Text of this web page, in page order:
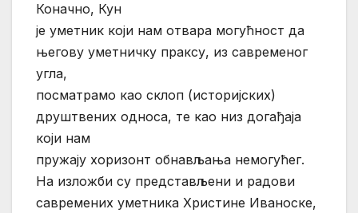
Коначно, Кун
је уметник који нам отвара могућност да
његову уметничку праксу, из савременог
угла,
посматрамо као склоп (историјских)
друштвених односа, те као низ догађаја
који нам
пружају хоризонт обнављања немогућег.
На изложби су представљени и радови
савремених уметника Христине Иваноске,